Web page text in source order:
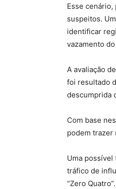
Esse
suspeitos.
identificar
vazamento
A avaliação
foi resultado
descumprida
Com base
podem trazer
Uma
tráfico de
“Zero